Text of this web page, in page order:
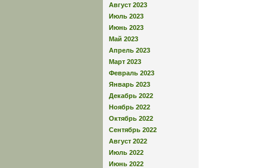
Август 2023
Июль 2023
Июнь 2023
Май 2023
Апрель 2023
Март 2023
Февраль 2023
Январь 2023
Декабрь 2022
Ноябрь 2022
Октябрь 2022
Сентябрь 2022
Август 2022
Июль 2022
Июнь 2022